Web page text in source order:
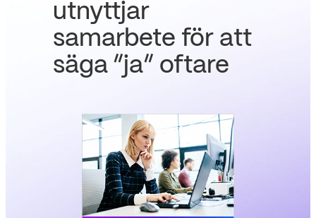
utnyttjar
samarbete för att
säga ”ja” oftare